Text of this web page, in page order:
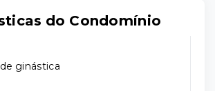
do Condomínio
ginástica